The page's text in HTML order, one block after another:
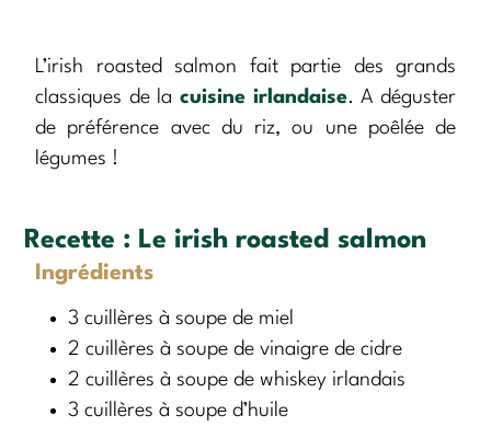
L’irish roasted salmon fait partie des grands
classiques de la cuisine irlandaise. A déguster
de préférence avec du riz, ou une poêlée de
légumes !
Recette : Le irish roasted salmon
Ingrédients
3 cuillères à soupe de miel
2 cuillères à soupe de vinaigre de cidre
2 cuillères à soupe de whiskey irlandais
3 cuillères à soupe d’huile